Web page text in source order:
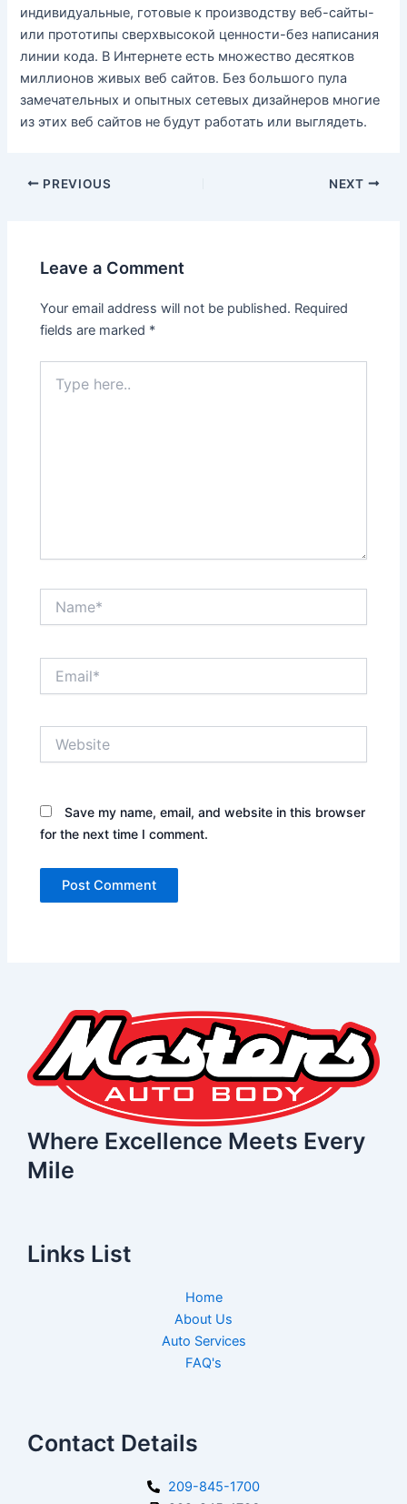
индивидуальные, готовые к производству веб-сайты-
или прототипы сверхвысокой ценности-без написания
линии кода. В Интернете есть множество десятков
миллионов живых веб сайтов. Без большого пула
замечательных и опытных сетевых дизайнеров многие
из этих веб сайтов не будут работать или выглядеть.
PREVIOUS NEXT
Leave a Comment
Your email address will not be published. Required
fields are marked *
here..
Save my name, email, and website in this browser
for the next time I comment.
Where Excellence Meets Every
Mile
Links List
Home
About Us
Auto Services
FAQ's
Contact Details
209-845-1700